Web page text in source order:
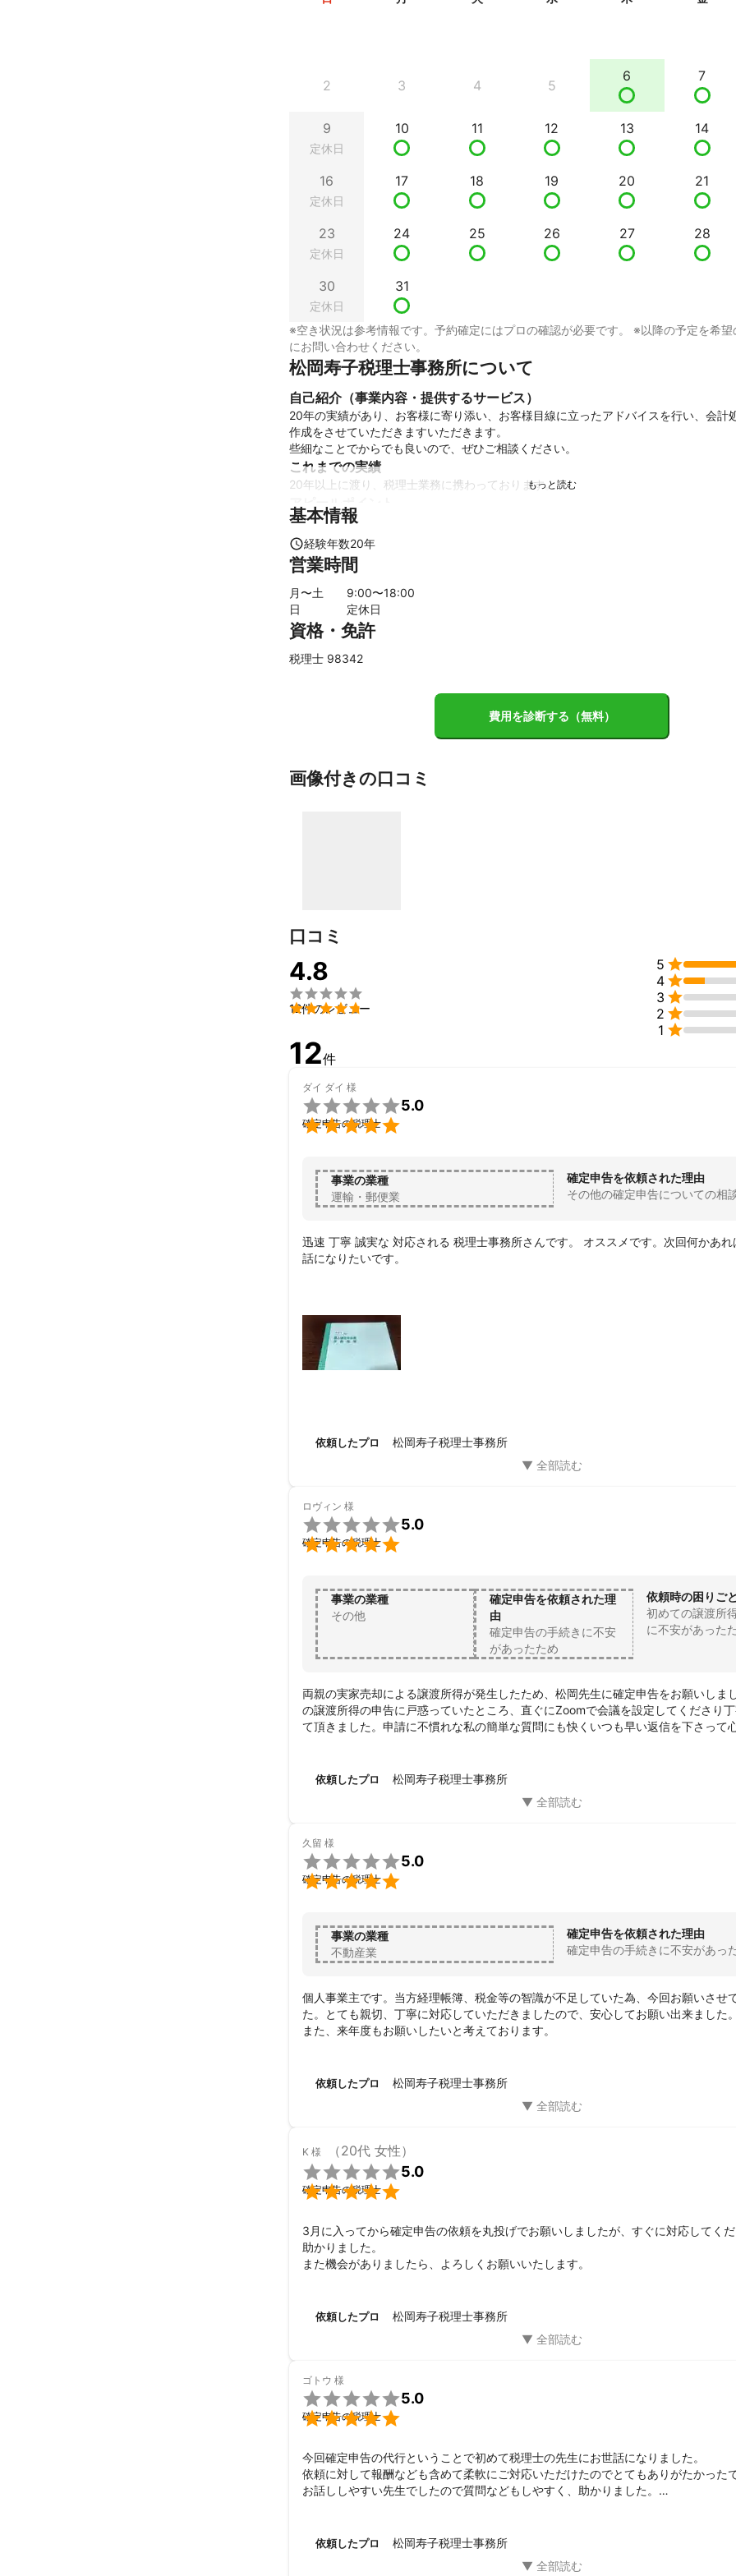
2 3 4 5
6 7
9
定休日
10 11 12 13 14
16
定休日
17 18 19 20 21
23
定休日
24 25 26 27 28
30
定休日
31
※空き状況は参考情報です。予約確定にはプロの確認が必要です。 ※以降の予定を希望
にお問い合わせください。
松岡寿子税理士事務所について
自己紹介（事業内容・提供するサービス）
20年の実績があり、お客様に寄り添い、お客様目線に立ったアドバイスを行い、会計
作成をさせていただきますいただきます。
些細なことでからでも良いので、ぜひご相談ください。
これまでの実績
20年以上に渡り、税理士業務に携わっております。
アピールポイント
私たちを取り巻く情勢は、刻々と変化しています。そういった時代の流れに対応すべく
んでおります。
相談してよかったと思っていただけるサービスを提供させていただきます。
基本情報
経験年数20年
営業時間
月〜土 9:00〜18:00
日
定休日
資格・免許
税理士 98342
費用を診断する（無料）
画像付きの口コミ
口コミ
4.8


12件のレビュー
5 
4 
3 
2 
1 
12件
ダイ ダイ 様


5.0
確定申告の税理士
事業の業種
運輸・郵便業
確定申告を依頼された理由
その他の確定申告についての相
迅速 丁寧 誠実な 対応される 税理士事務所さんです。 オススメです。次回何かあ
話になりたいです。
依頼したプロ 松岡寿子税理士事務所
ロヴィン 様


5.0
確定申告の税理士
事業の業種
その他
確定申告を依頼された理
由
確定申告の手続きに不安
があったため
依頼時の困りごと
初めての譲渡所
に不安があった
両親の実家売却による譲渡所得が発生したため、松岡先生に確定申告をお願いしま
の譲渡所得の申告に戸惑っていたところ、直ぐにZoomで会議を設定してくださり
て頂きました。申請に不慣れな私の簡単な質問にも快くいつも早い返信を下さって
して業務を依頼致しました。先生にお願いして本当に良かったです。大変お世話に
依頼したプロ 松岡寿子税理士事務所
久留 様


5.0
確定申告の税理士
事業の業種
不動産業
確定申告を依頼された理由
確定申告の手続きに不安があっ
個人事業主です。当方経理帳簿、税金等の智識が不足していた為、今回お願いさせ
た。とても親切、丁寧に対応していただきましたので、安心してお願い出来ました。
また、来年度もお願いしたいと考えております。
依頼したプロ 松岡寿子税理士事務所
K 様 （20代 女性）


5.0
確定申告の税理士
3月に入ってから確定申告の依頼を丸投げでお願いしましたが、すぐに対応してく
助かりました。
また機会がありましたら、よろしくお願いいたします。
依頼したプロ 松岡寿子税理士事務所
ゴトウ 様


5.0
確定申告の税理士
今回確定申告の代行ということで初めて税理士の先生にお世話になりました。
依頼に対して報酬なども含めて柔軟にご対応いただけたのでとてもありがたかった
お話ししやすい先生でしたので質問などもしやすく、助かりました。
税金の還付にはまだ一ヶ月程度要するとの事ですが、今回は松岡先生にお願いさせ
依頼したプロ 松岡寿子税理士事務所